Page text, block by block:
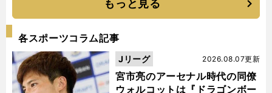
もっと見る
各スポーツコラム記事
宮市亮のアーセナル時代の同僚
ウォルコットは『ドラゴンボー
2026.08.07更新
Jリーグ